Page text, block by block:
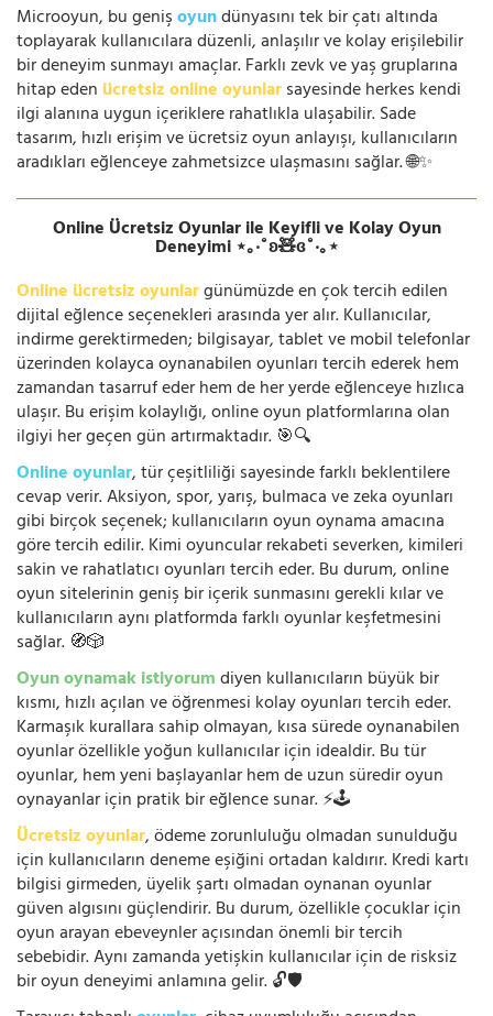
Microoyun, bu genişoyundünyasını tek bir çatı altında
toplayarak kullanıcılara düzenli, anlaşılır ve kolay erişilebilir
bir deneyim sunmayı amaçlar. Farklı zevk ve yaş gruplarına
hitap eden ücretsiz online oyunlarsayesinde herkes kendi
ilgi alanına uygun içeriklere rahatlıkla ulaşabilir. Sade
tasarım, hızlı erişim ve ücretsiz oyun anlayışı, kullanıcıların
aradıkları eğlenceye zahmetsizce ulaşmasını sağlar. 🌐✨
Online Ücretsiz Oyunlar ile Keyifli ve Kolay Oyun
Deneyimi ⋆｡‧˚ʚ🧸ɞ˚‧｡⋆
Online ücretsiz oyunlargünümüzde en çok tercih edilen
dijital eğlence seçenekleri arasında yer alır. Kullanıcılar,
indirme gerektirmeden; bilgisayar, tablet ve mobil telefonlar
üzerinden kolayca oynanabilen oyunları tercih ederek hem
zamandan tasarruf eder hem de her yerde eğlenceye hızlıca
ulaşır. Bu erişim kolaylığı, online oyun platformlarına olan
ilgiyi her geçen gün artırmaktadır. 🎯🔍
Online oyunlar, tür çeşitliliği sayesinde farklı beklentilere
cevap verir. Aksiyon, spor, yarış, bulmaca ve zeka oyunları
gibi birçok seçenek; kullanıcıların oyun oynama amacına
göre tercih edilir. Kimi oyuncular rekabeti severken, kimileri
sakin ve rahatlatıcı oyunları tercih eder. Bu durum, online
oyun sitelerinin geniş bir içerik sunmasını gerekli kılar ve
kullanıcıların aynı platformda farklı oyunlar keşfetmesini
sağlar. 🧭🎲
Oyun oynamak istiyorumdiyen kullanıcıların büyük bir
kısmı, hızlı açılan ve öğrenmesi kolay oyunları tercih eder.
Karmaşık kurallara sahip olmayan, kısa sürede oynanabilen
oyunlar özellikle yoğun kullanıcılar için idealdir. Bu tür
oyunlar, hem yeni başlayanlar hem de uzun süredir oyun
oynayanlar için pratik bir eğlence sunar. ⚡🕹️
Ücretsiz oyunlar, ödeme zorunluluğu olmadan sunulduğu
için kullanıcıların deneme eşiğini ortadan kaldırır. Kredi kartı
bilgisi girmeden, üyelik şartı olmadan oynanan oyunlar
güven algısını güçlendirir. Bu durum, özellikle çocuklar için
oyun arayan ebeveynler açısından önemli bir tercih
sebebidir. Aynı zamanda yetişkin kullanıcılar için de risksiz
bir oyun deneyimi anlamına gelir. 🔓🛡️